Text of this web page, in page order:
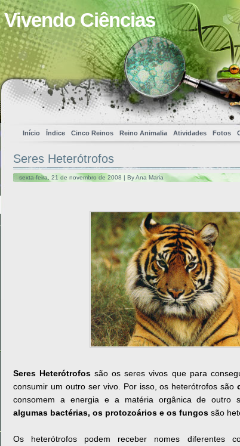
Vivendo Ciências
Início Índice Cinco Reinos Reino Animalia Atividades Fotos
Seres Heterótrofos
sexta-feira, 21 de novembro de 2008 | By Ana Maria
Seres Heterótrofos são os seres vivos que para
consumir um outro ser vivo. Por isso, os heterótrofos são
consomem a energia e a matéria orgânica de outro
algumas bactérias, os protozoários e os fungos são
Os heterótrofos podem receber nomes diferentes